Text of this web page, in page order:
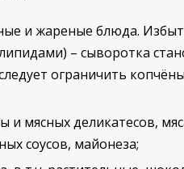
и жареные блюда.
– сыворотка
ограничить
и мясных деликатесов,
соусов, майонеза;